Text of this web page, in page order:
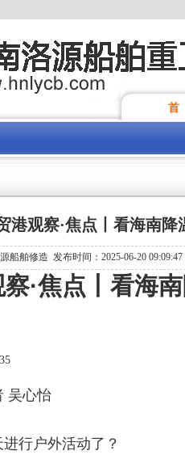
首
港观察·焦点丨看海南降
船舶修造 发布时间：2025-06-20
·焦点丨看海
吴心怡
行户外活动了？